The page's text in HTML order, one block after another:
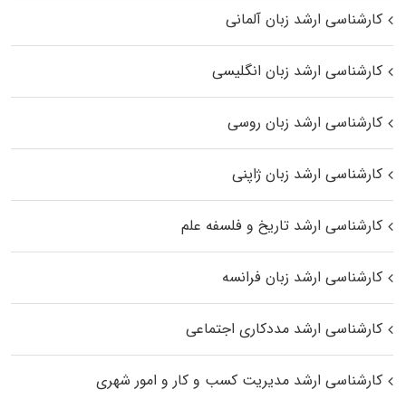
کارشناسی ارشد زبان آلمانی
کارشناسی ارشد زبان انگلیسی
کارشناسی ارشد زبان روسی
کارشناسی ارشد زبان ژاپنی
کارشناسی ارشد تاریخ و فلسفه علم
کارشناسی ارشد زبان فرانسه
کارشناسی ارشد مددکاری اجتماعی
کارشناسی ارشد مدیریت کسب و کار و امور شهری